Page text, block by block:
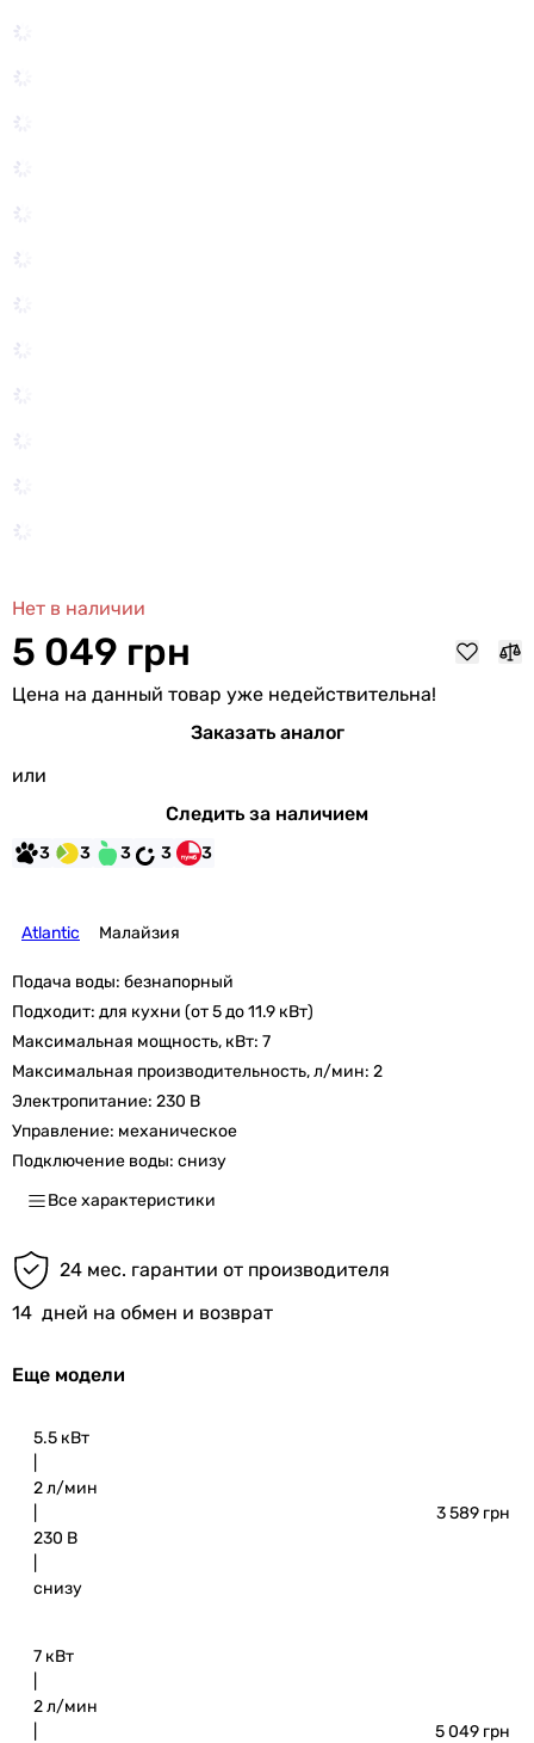
Нет в наличии
5 049 грн
Цена на данный товар уже недействительна!
Заказать аналог
или
Следить за наличием
3 3 3 3 3
Atlantic Малайзия
Подача воды: безнапорный
Подходит: для кухни (от 5 до 11.9 кВт)
Максимальная мощность, кВт: 7
Максимальная производительность, л/мин: 2
Электропитание: 230 В
Управление: механическое
Подключение воды: снизу
Все характеристики
24 мес. гарантии от производителя
14 дней на обмен и возврат
Еще модели
5.5 кВт
2 л/мин
230 В
снизу
3 589 грн
7 кВт
2 л/мин
5 049 грн